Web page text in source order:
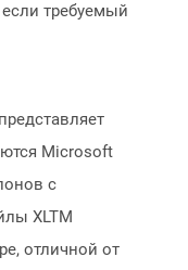
если требуемый
Microsoft
с
XLTM
отличной от